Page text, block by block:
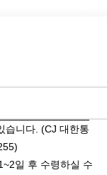
습니다. (CJ 대한통
일 후 수령하실 수